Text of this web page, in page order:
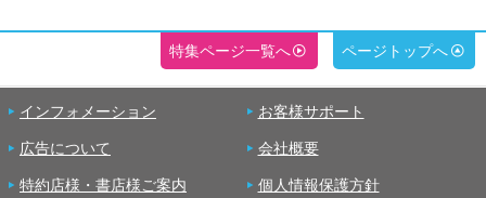
特集ページ一覧へ ページトップへ
インフォメーション お客様サポート
広告について 会社概要
特約店様・書店様ご案内 個人情報保護方針